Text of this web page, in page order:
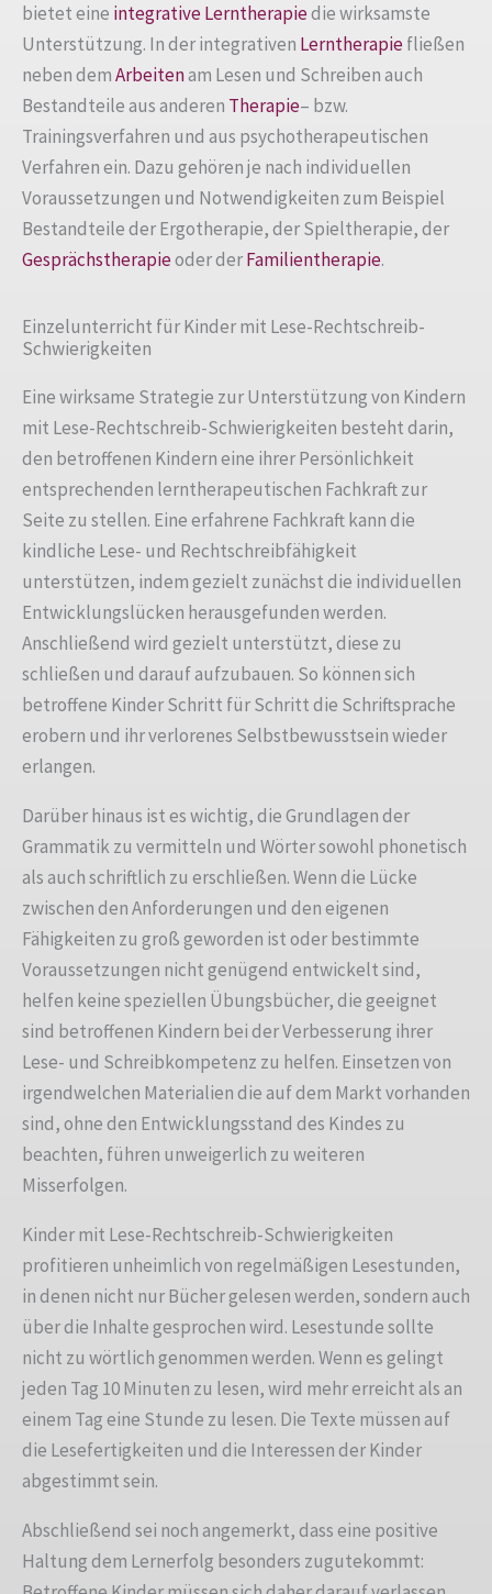
bietet eine integrative Lerntherapiedie wirksamste
Unterstützung. In der integrativen Lerntherapiefließen
neben demArbeitenam Lesen und Schreiben auch
Bestandteile aus anderen Therapie– bzw.
Trainingsverfahren und aus psychotherapeutischen
Verfahren ein. Dazu gehören je nach individuellen
Voraussetzungen und Notwendigkeiten zum Beispiel
Bestandteile der Ergotherapie, der Spieltherapie, der
Gesprächstherapieoder derFamilientherapie.
Einzelunterricht für Kinder mit Lese-Rechtschreib-
Schwierigkeiten
Eine wirksame Strategie zur Unterstützung von Kindern
mit Lese-Rechtschreib-Schwierigkeiten besteht darin,
den betroffenen Kindern eine ihrer Persönlichkeit
entsprechenden lerntherapeutischen Fachkraft zur
Seite zu stellen. Eine erfahrene Fachkraft kann die
kindliche Lese- und Rechtschreibfähigkeit
unterstützen, indem gezielt zunächst die individuellen
Entwicklungslücken herausgefunden werden.
Anschließend wird gezielt unterstützt, diese zu
schließen und darauf aufzubauen. So können sich
betroffene Kinder Schritt für Schritt die Schriftsprache
erobern und ihr verlorenes Selbstbewusstsein wieder
erlangen.
Darüber hinaus ist es wichtig, die Grundlagen der
Grammatik zu vermitteln und Wörter sowohl phonetisch
als auch schriftlich zu erschließen. Wenn die Lücke
zwischen den Anforderungen und den eigenen
Fähigkeiten zu groß geworden ist oder bestimmte
Voraussetzungen nicht genügend entwickelt sind,
helfen keine speziellen Übungsbücher, die geeignet
sind betroffenen Kindern bei der Verbesserung ihrer
Lese- und Schreibkompetenz zu helfen. Einsetzen von
irgendwelchen Materialien die auf dem Markt vorhanden
sind, ohne den Entwicklungsstand des Kindes zu
beachten, führen unweigerlich zu weiteren
Misserfolgen.
Kinder mit Lese-Rechtschreib-Schwierigkeiten
profitieren unheimlich von regelmäßigen Lesestunden,
in denen nicht nur Bücher gelesen werden, sondern auch
über die Inhalte gesprochen wird. Lesestunde sollte
nicht zu wörtlich genommen werden. Wenn es gelingt
jeden Tag 10 Minuten zu lesen, wird mehr erreicht als an
einem Tag eine Stunde zu lesen. Die Texte müssen auf
die Lesefertigkeiten und die Interessen der Kinder
abgestimmt sein.
Abschließend sei noch angemerkt, dass eine positive
Haltung dem Lernerfolg besonders zugutekommt: